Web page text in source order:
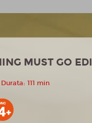
MUST GO
Durata: 111 min